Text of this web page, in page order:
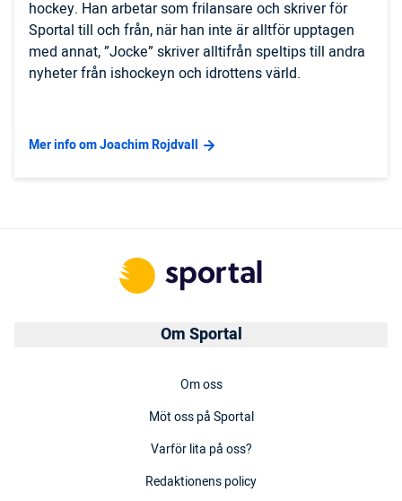
hockey. Han arbetar som frilansare och skriver för
Sportal till och från, när han inte är alltför upptagen
med annat, ”Jocke” skriver alltifrån speltips till andra
nyheter från ishockeyn och idrottens värld.
Mer info om Joachim Rojdvall
Om Sportal
Om oss
Möt oss på Sportal
Varför lita på oss?
Redaktionens policy